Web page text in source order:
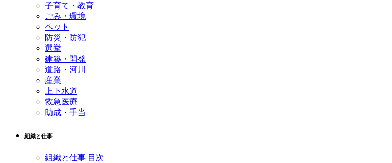
子育て・教育
ごみ・環境
ペット
防災・防犯
選挙
建築・開発
道路・河川
産業
上下水道
救急医療
助成・手当
組織と仕事
組織と仕事 目次